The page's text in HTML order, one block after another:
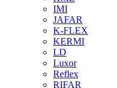
IMI
JAFAR
K-FLEX
KERMI
LD
Luxor
Reflex
RIFAR